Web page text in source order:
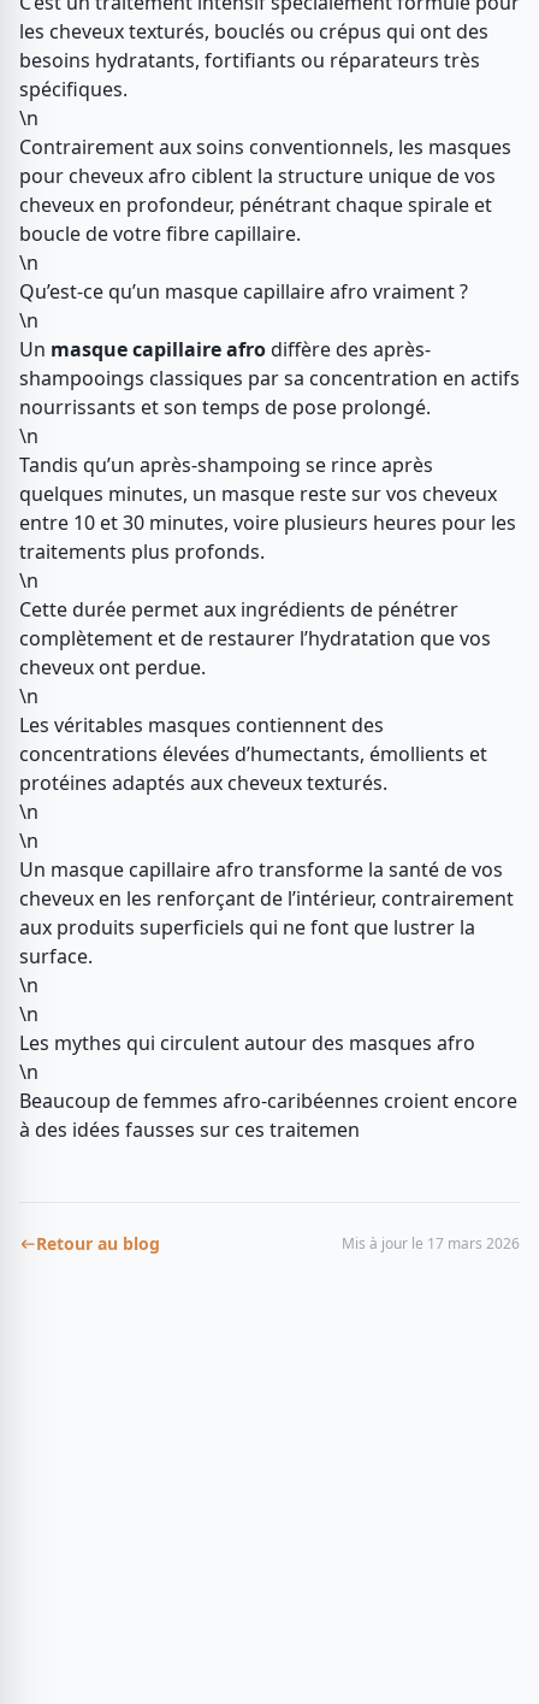
les cheveux texturés, bouclés ou crépus qui ont des
besoins hydratants, fortifiants ou réparateurs très
spécifiques.
\n
Contrairement aux soins conventionnels, les masques
pour cheveux afro ciblent la structure unique de vos
cheveux en profondeur, pénétrant chaque spirale et
boucle de votre fibre capillaire.
\n
Qu’est-ce qu’un masque capillaire afro vraiment ?
\n
Un masque capillaire afrodiffère des après-
shampooings classiques par sa concentration en actifs
nourrissants et son temps de pose prolongé.
\n
Tandis qu’un après-shampoing se rince après
quelques minutes, un masque reste sur vos cheveux
entre 10 et 30 minutes, voire plusieurs heures pour les
traitements plus profonds.
\n
Cette durée permet aux ingrédients de pénétrer
complètement et de restaurer l’hydratation que vos
cheveux ont perdue.
\n
Les véritables masques contiennent des
concentrations élevées d’humectants, émollients et
protéines adaptés aux cheveux texturés.
\n
\n
Un masque capillaire afro transforme la santé de vos
cheveux en les renforçant de l’intérieur, contrairement
aux produits superficiels qui ne font que lustrer la
surface.
\n
\n
Les mythes qui circulent autour des masques afro
\n
Beaucoup de femmes afro-caribéennes croient encore
à des idées fausses sur ces traitemen
Retour au blog Mis à jour le 17 mars 2026